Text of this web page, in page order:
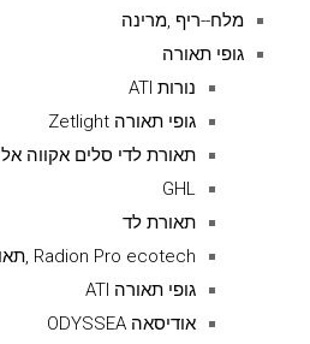
מלח--ריף ,מרינה
גופי תאורה
נורות ATI
גופי תאורה Zetlight
תאורת לדי סלים אקווה אל
GHL
תאורת לד
Radion Pro ecotech ,תאורת רדיון פרו
גופי תאורה ATI
אודיסאה ODYSSEA